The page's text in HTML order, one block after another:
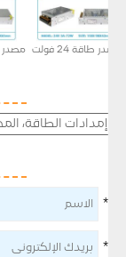
طاقة 24 فولت
إمدادات الطاقة،